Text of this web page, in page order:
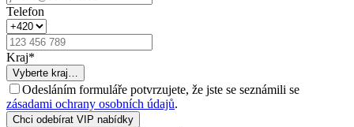
Telefon
Kraj*
Vyberte kraj…
Odesláním formuláře potvrzujete, že jste se seznámili se
zásadami ochrany osobních údajů.
Chci odebírat VIP nabídky